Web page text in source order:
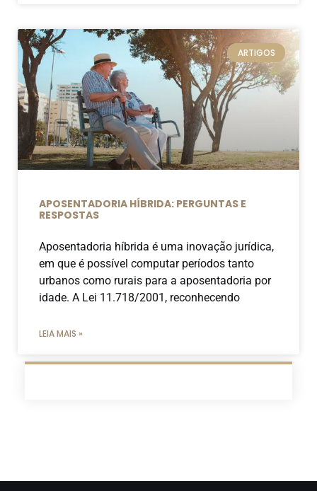
ARTIGOS
APOSENTADORIA HÍBRIDA: PERGUNTAS E
RESPOSTAS
Aposentadoria híbrida é uma inovação jurídica,
em que é possível computar períodos tanto
urbanos como rurais para a aposentadoria por
idade. A Lei 11.718/2001, reconhecendo
LEIA MAIS »